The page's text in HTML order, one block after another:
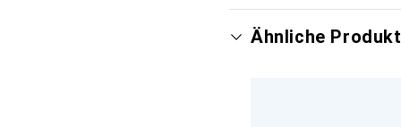
Ähnliche